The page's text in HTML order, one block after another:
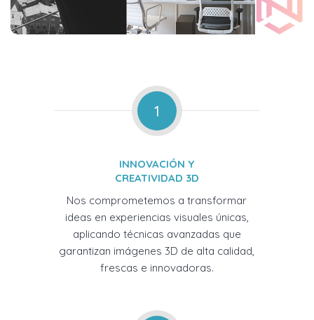
1
INNOVACIÓN Y
CREATIVIDAD 3D
Nos comprometemos a transformar
ideas en experiencias visuales únicas,
aplicando técnicas avanzadas que
garantizan imágenes 3D de alta calidad,
frescas e innovadoras.